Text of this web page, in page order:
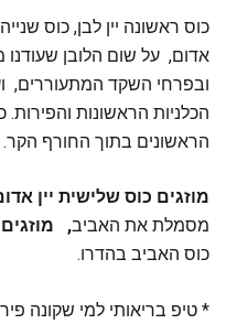
כוס ראשונה יין לבן, כוס
אדום, על שום הלובן שעודנו
ובפרחי השקד המתעוררים,
הכלניות הראשונות
הראשונים בתוך החורף הקר.
מוזגים כוס שלישית יין
מסמלת את האביב,
כוס האביב בהדרו.
* טיפ בריאותי למי שקונה